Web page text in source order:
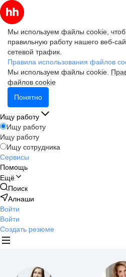
Мы используем файлы cookie,
правильную работу нашего веб-
сетевой трафик.
Правила использования файлов
Мы используем файлы cookie.
файлов cookie
Понятно
Ищу работу
Ищу работу
Ищу работу
Ищу сотрудника
Сервисы
Помощь
Ещё
Поиск
Алнаши
Войти
Войти
Создать резюме